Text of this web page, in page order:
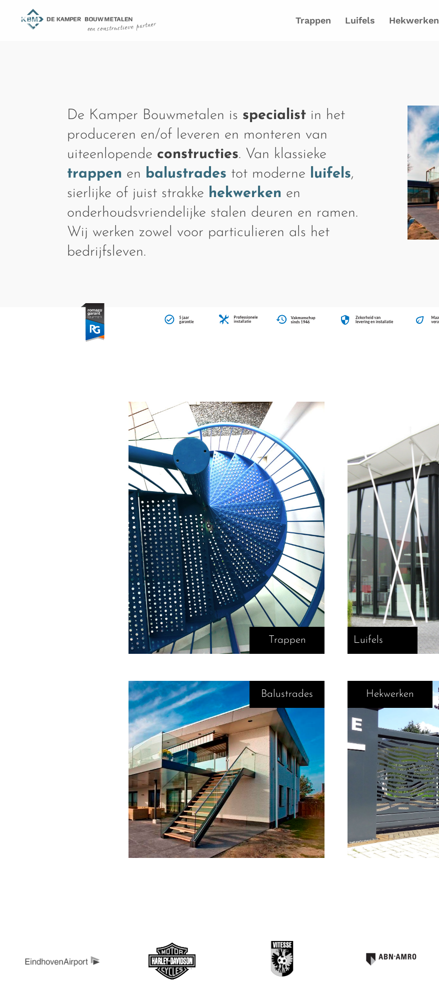
Trappen Luifels Hekwerken
De Kamper Bouwmetalen is specialist in het
produceren en/of leveren en monteren van
uiteenlopende constructies. Van klassieke
trappen en balustrades tot moderne luifels,
sierlijke of juist strakke hekwerken en
onderhoudsvriendelijke stalen deuren en ramen.
Wij werken zowel voor particulieren als het
bedrijfsleven.
Trappen Luifels
Balustrades Hekwerken